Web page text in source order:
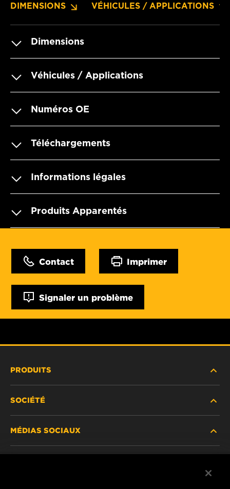
DIMENSIONS VÉHICULES / APPLICATIONS
Dimensions
Véhicules / Applications
Numéros OE
Téléchargements
Informations légales
Produits Apparentés
Contact Imprimer
Signaler un problème
PRODUITS
PRODUITS ABANDONNÉS / REMPLACÉS
SOCIÉTÉ
MÉDIAS SOCIAUX